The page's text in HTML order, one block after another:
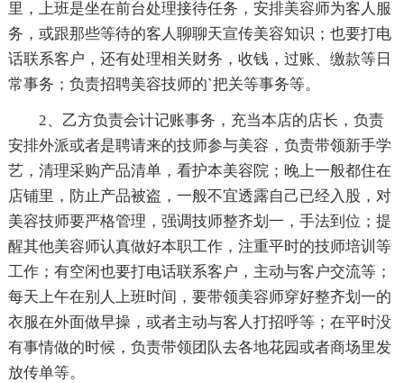
里，上班是坐在前台处理接待任务，安排美容师为客人服
务，或跟那些等待的客人聊聊天宣传美容知识；也要打电
话联系客户，还有处理相关财务，收钱，过账、缴款等日
常事务；负责招聘美容技师的`把关等事务等。
2、乙方负责会计记账事务，充当本店的店长，负责
安排外派或者是聘请来的技师参与美容，负责带领新手学
艺，清理采购产品清单，看护本美容院；晚上一般都住在
店铺里，防止产品被盗，一般不宜透露自己已经入股，对
美容技师要严格管理，强调技师整齐划一，手法到位；提
醒其他美容师认真做好本职工作，注重平时的技师培训等
工作；有空闲也要打电话联系客户，主动与客户交流等；
每天上午在别人上班时间，要带领美容师穿好整齐划一的
衣服在外面做早操，或者主动与客人打招呼等；在平时没
有事情做的时候，负责带领团队去各地花园或者商场里发
放传单等。